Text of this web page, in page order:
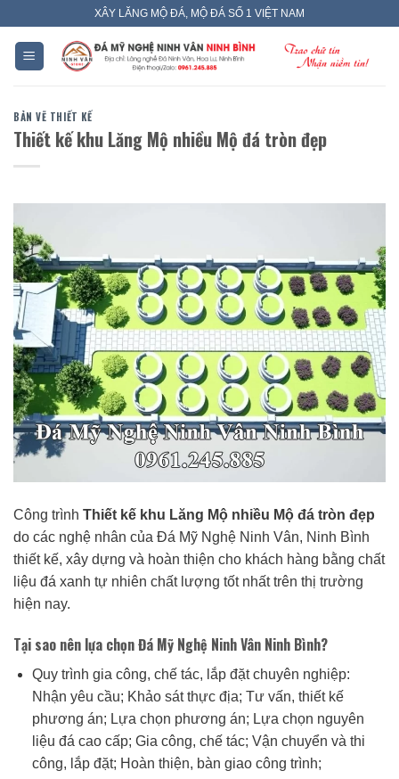
content
XÂY LĂNG MỘ ĐÁ, MỘ ĐÁ SỐ 1 VIỆT NAM
BẢN VẼ THIẾT KẾ
Thiết kế khu Lăng Mộ nhiều Mộ đá tròn đẹp
Công trình Thiết kế khu Lăng Mộ nhiều Mộ đá tròn đẹp
do các nghệ nhân của Đá Mỹ Nghệ Ninh Vân, Ninh Bình
thiết kế, xây dựng và hoàn thiện cho khách hàng bằng chất
liệu đá xanh tự nhiên chất lượng tốt nhất trên thị trường
hiện nay.
Tại sao nên lựa chọn Đá Mỹ Nghệ Ninh Vân Ninh Bình?
Quy trình gia công, chế tác, lắp đặt chuyên nghiệp:
Nhận yêu cầu; Khảo sát thực địa; Tư vấn, thiết kế
phương án; Lựa chọn phương án; Lựa chọn nguyên
liệu đá cao cấp; Gia công, chế tác; Vận chuyển và thi
công, lắp đặt; Hoàn thiện, bàn giao công trình;